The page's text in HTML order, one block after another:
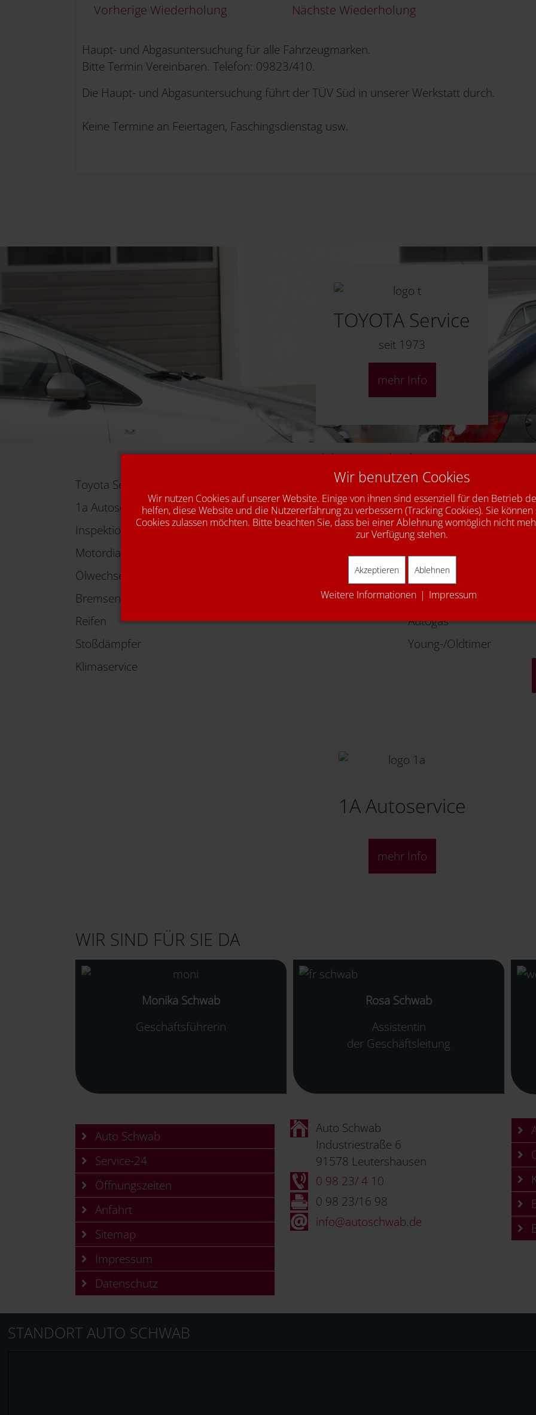
Vorherige Wiederholung Nächste Wiederholung
Haupt- und Abgasuntersuchung für alle Fahrzeugmarken.
Bitte Termin Vereinbaren. Telefon: 09823/410.
Die Haupt- und Abgasuntersuchung führt der TÜV Süd in unserer Werkstatt durch.
Keine Termine an Feiertagen, Faschingsdienstag usw.
TOYOTA Service
seit 1973
mehr Info
Unsere Leistungen
Toyota Service
1a Autoservice für alle Marken
Inspektion
Motordiagnose
Ölwechsel
Bremsen
Reifen
Stoßdämpfer
Klimaservice
Unfallinstandsetzung
Autoglas
Abgas-Kat
SaisonChecks
Komfortzubehör
Kundenersatzfahrzeug
Autogas
Young-/Oldtimer
1A Autoservice
mehr Info
WIR SIND FÜR SIE DA
Monika Schwab
Geschäftsführerin
Rosa Schwab
Assistentin
der Geschäftsleitung
Auto Schwab
Service-24
Öffnungszeiten
Anfahrt
Sitemap
Impressum
Datenschutz
Auto Schwab
Industriestraße 6
91578 Leutershausen
0 98 23/ 4 10
0 98 23/16 98
info@autoschwab.de
STANDORT AUTO SCHWAB
Wir benutzen Cookies
Wir nutzen Cookies auf unserer Website. Einige von ihnen sind essenziell für den Betrieb
helfen, diese Website und die Nutzererfahrung zu verbessern (Tracking Cookies). Sie
Cookies zulassen möchten. Bitte beachten Sie, dass bei einer Ablehnung womöglich nicht
zur Verfügung stehen.
Akzeptieren Ablehnen
Weitere Informationen | Impressum